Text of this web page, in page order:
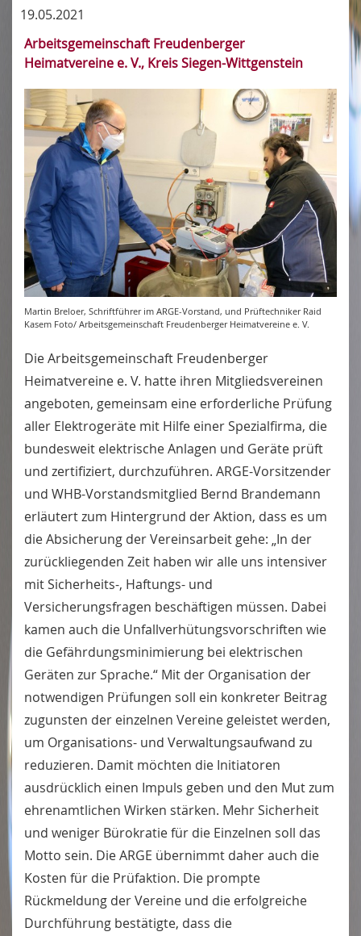
19.05.2021
Arbeitsgemeinschaft Freudenberger
Heimatvereine e. V., Kreis Siegen-Wittgenstein
Martin Breloer, Schriftführer im ARGE-Vorstand, und Prüftechniker Raid
Kasem Foto/ Arbeitsgemeinschaft Freudenberger Heimatvereine e. V.
Die Arbeitsgemeinschaft Freudenberger
Heimatvereine e. V. hatte ihren Mitgliedsvereinen
angeboten, gemeinsam eine erforderliche Prüfung
aller Elektrogeräte mit Hilfe einer Spezialfirma, die
bundesweit elektrische Anlagen und Geräte prüft
und zertifiziert, durchzuführen. ARGE-Vorsitzender
und WHB-Vorstandsmitglied Bernd Brandemann
erläutert zum Hintergrund der Aktion, dass es um
die Absicherung der Vereinsarbeit gehe: „In der
zurückliegenden Zeit haben wir alle uns intensiver
mit Sicherheits-, Haftungs- und
Versicherungsfragen beschäftigen müssen. Dabei
kamen auch die Unfallverhütungsvorschriften wie
die Gefährdungsminimierung bei elektrischen
Geräten zur Sprache.“ Mit der Organisation der
notwendigen Prüfungen soll ein konkreter Beitrag
zugunsten der einzelnen Vereine geleistet werden,
um Organisations- und Verwaltungsaufwand zu
reduzieren. Damit möchten die Initiatoren
ausdrücklich einen Impuls geben und den Mut zum
ehrenamtlichen Wirken stärken. Mehr Sicherheit
und weniger Bürokratie für die Einzelnen soll das
Motto sein. Die ARGE übernimmt daher auch die
Kosten für die Prüfaktion. Die prompte
Rückmeldung der Vereine und die erfolgreiche
Durchführung bestätigte, dass die